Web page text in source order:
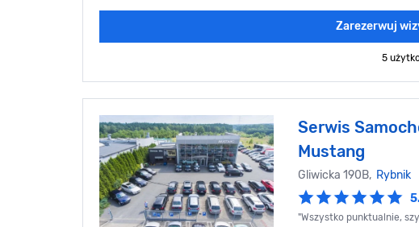
Zarezerwuj
5
Serwis
Mustang
Gliwicka 190B, Rybnik
"Wszystko punktualnie,